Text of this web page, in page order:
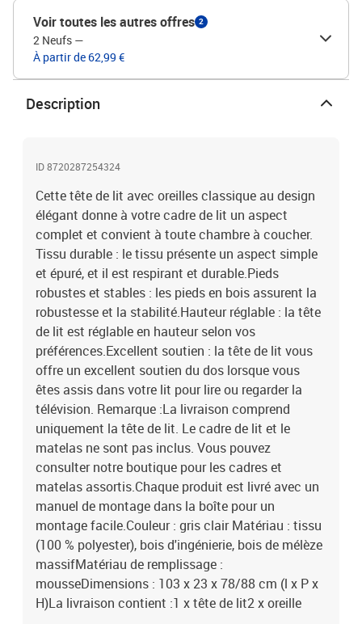
Voir toutes les autres offres 2
2 Neufs —
À partir de 62,99 €
Description
ID 8720287254324
Cette tête de lit avec oreilles classique au design
élégant donne à votre cadre de lit un aspect
complet et convient à toute chambre à coucher.
Tissu durable : le tissu présente un aspect simple
et épuré, et il est respirant et durable.Pieds
robustes et stables : les pieds en bois assurent la
robustesse et la stabilité.Hauteur réglable : la tête
de lit est réglable en hauteur selon vos
préférences.Excellent soutien : la tête de lit vous
offre un excellent soutien du dos lorsque vous
êtes assis dans votre lit pour lire ou regarder la
télévision. Remarque :La livraison comprend
uniquement la tête de lit. Le cadre de lit et le
matelas ne sont pas inclus. Vous pouvez
consulter notre boutique pour les cadres et
matelas assortis.Chaque produit est livré avec un
manuel de montage dans la boîte pour un
montage facile.Couleur : gris clair Matériau : tissu
(100 % polyester), bois d'ingénierie, bois de mélèze
massifMatériau de remplissage :
mousseDimensions : 103 x 23 x 78/88 cm (l x P x
H)La livraison contient :1 x tête de lit2 x oreille